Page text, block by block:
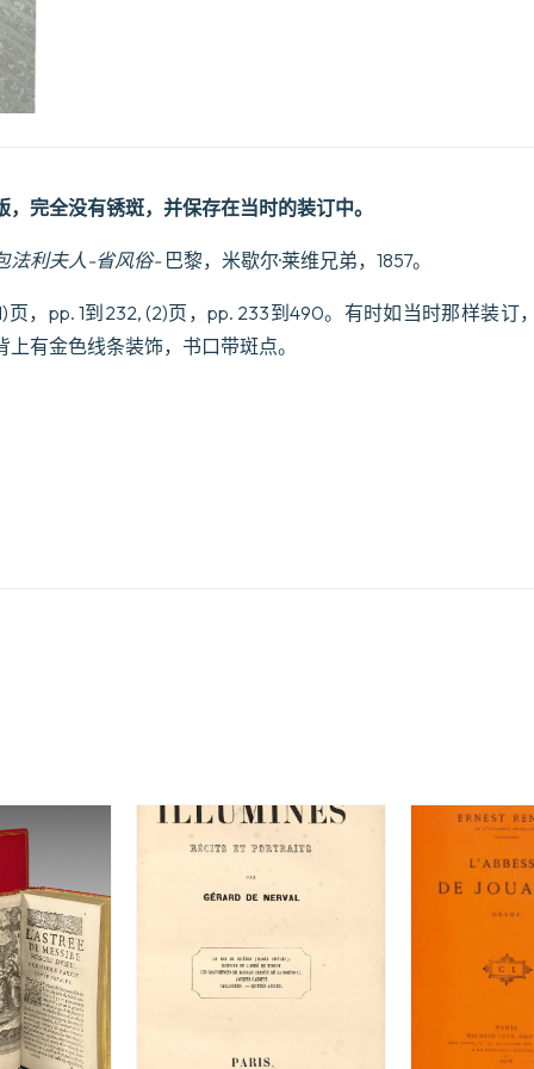
，完全没有锈斑，并保存在当时的装订中。
法利夫人-省风俗-巴黎，米歇尔·莱维兄弟，1857。
页，pp. 1到232, (2)页，pp. 233到490。有时如当时那样装订
有金色线条装饰，书口带斑点。